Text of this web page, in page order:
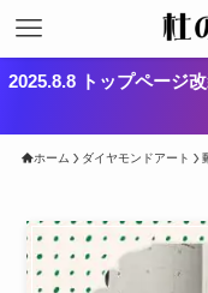
2025.8.8 トップページ
ホーム ダイヤモンドアート